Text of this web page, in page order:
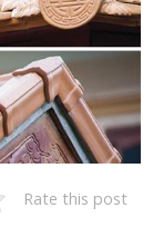
Rate this post